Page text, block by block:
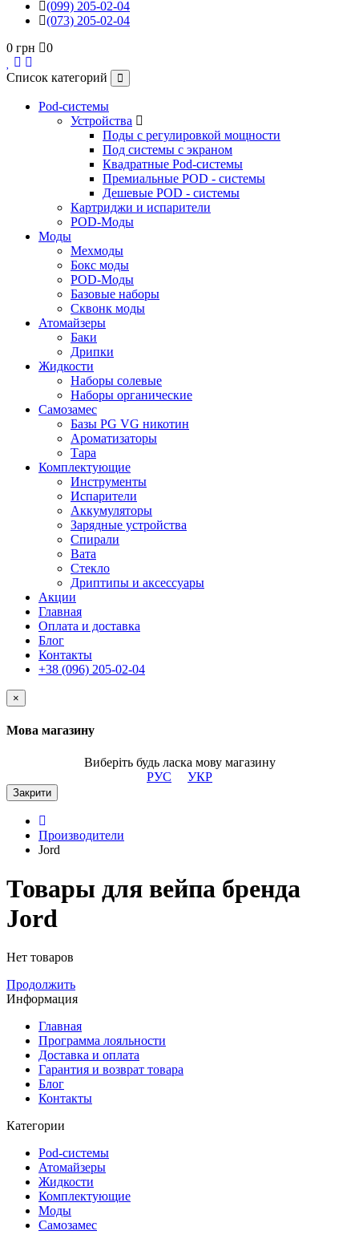
(099) 205-02-04
(073) 205-02-04
0 грн
0
Список категорий
Pod-системы
Устройства
Поды с регулировкой мощности
Под системы с экраном
Квадратные Pod-системы
Премиальные POD - системы
Дешевые POD - системы
Картриджи и испарители
POD-Моды
Моды
Мехмоды
Бокс моды
POD-Моды
Базовые наборы
Сквонк моды
Атомайзеры
Баки
Дрипки
Жидкости
Наборы солевые
Наборы органические
Самозамес
Базы PG VG никотин
Ароматизаторы
Тара
Комплектующие
Инструменты
Испарители
Аккумуляторы
Зарядные устройства
Спирали
Вата
Стекло
Дриптипы и аксессуары
Акции
Главная
Оплата и доставка
Блог
Контакты
+38 (096) 205-02-04
×
Мова магазину
Виберіть будь ласка мову магазину
РУС
УКР
Закрити
Производители
Jord
Товары для вейпа бренда
Jord
Нет товаров
Продолжить
Информация
Главная
Программа лояльности
Доставка и оплата
Гарантия и возврат товара
Блог
Контакты
Категории
Pod-системы
Атомайзеры
Жидкости
Комплектующие
Моды
Самозамес